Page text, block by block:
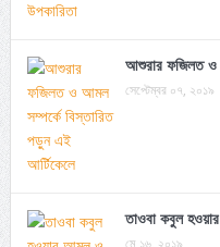
আশুরার ফজিলত ও
সেপ্টেম্বর ০৭, ২০১৯
তাওবা কবুল